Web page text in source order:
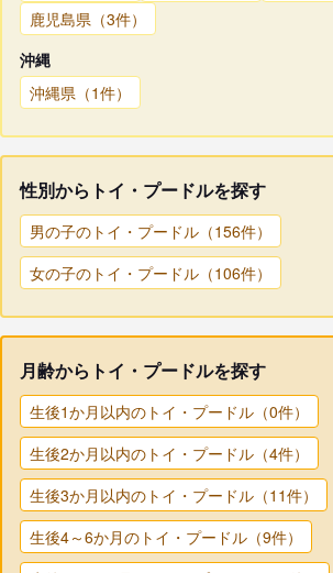
鹿児島県（3件）
沖縄
沖縄県（1件）
性別からトイ・プードルを探す
男の子のトイ・プードル（156件）
女の子のトイ・プードル（106件）
月齢からトイ・プードルを探す
生後1か月以内のトイ・プードル（0件）
生後2か月以内のトイ・プードル（4件）
生後3か月以内のトイ・プードル（11件）
生後4～6か月のトイ・プードル（9件）